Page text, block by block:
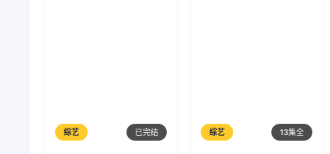
综艺 已完结 综艺 13集全